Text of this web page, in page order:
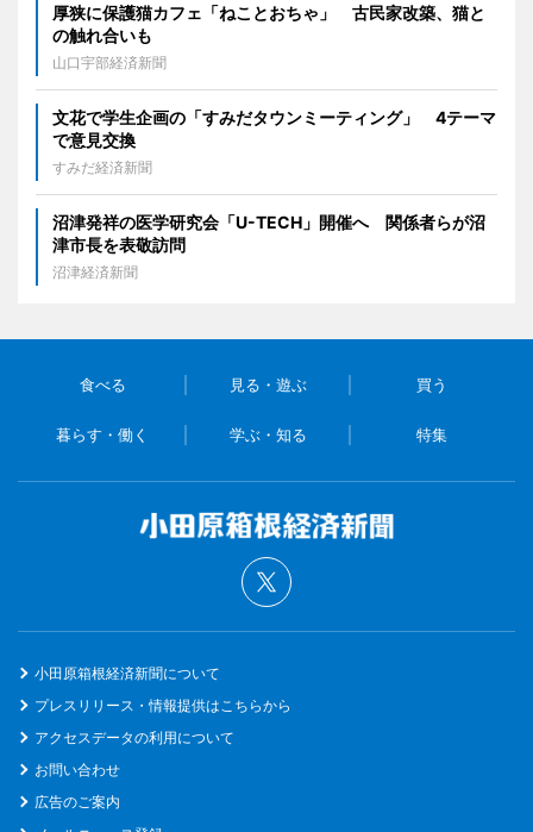
厚狭に保護猫カフェ「ねことおちゃ」 古民家改築、猫と
の触れ合いも
山口宇部経済新聞
文花で学生企画の「すみだタウンミーティング」 4テーマ
で意見交換
すみだ経済新聞
沼津発祥の医学研究会「U-TECH」開催へ 関係者らが沼
津市長を表敬訪問
沼津経済新聞
食べる 見る・遊ぶ 買う
暮らす・働く 学ぶ・知る 特集
小田原箱根経済新聞について
プレスリリース・情報提供はこちらから
アクセスデータの利用について
お問い合わせ
広告のご案内